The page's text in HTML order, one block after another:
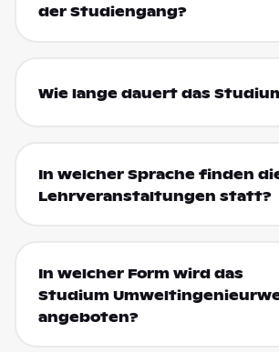
der Studiengang?
Wie lange dauert das
In welcher Sprache finden
Lehrveranstaltungen statt?
In welcher Form wird das
Studium
angeboten?